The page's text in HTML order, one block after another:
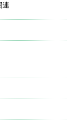
連